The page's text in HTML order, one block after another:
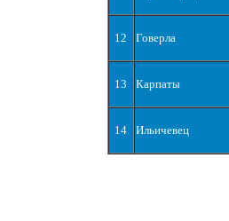
12 Говерла
13 Карпаты
14 Ильичевец